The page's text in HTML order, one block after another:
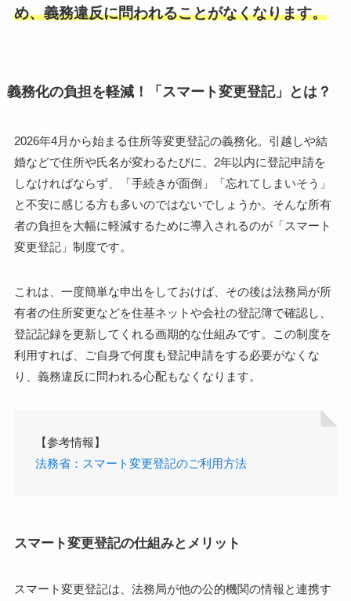
め、義務違反に問われることがなくなります。
義務化の負担を軽減！「スマート変更登記」とは？
2026年4月から始まる住所等変更登記の義務化。引越しや結
婚などで住所や氏名が変わるたびに、2年以内に登記申請を
しなければならず、「手続きが面倒」「忘れてしまいそう」
と不安に感じる方も多いのではないでしょうか。そんな所有
者の負担を大幅に軽減するために導入されるのが「スマート
変更登記」制度です。
これは、一度簡単な申出をしておけば、その後は法務局が所
有者の住所変更などを住基ネットや会社の登記簿で確認し、
登記記録を更新してくれる画期的な仕組みです。この制度を
利用すれば、ご自身で何度も登記申請をする必要がなくな
り、義務違反に問われる心配もなくなります。
【参考情報】
法務省：スマート変更登記のご利用方法
スマート変更登記の仕組みとメリット
スマート変更登記は、法務局が他の公的機関の情報と連携す